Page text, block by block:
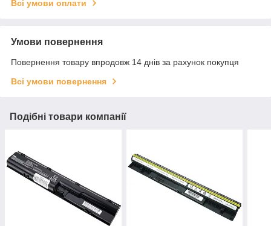
Всі умови оплати
Умови повернення
Повернення товару впродовж 14 днів за рахунок покупця
Всі умови повернення
Подібні товари компанії